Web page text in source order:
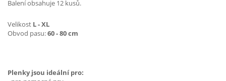
Balení obsahuje 12 kusů.
Velikost L - XL
Obvod pasu:60 - 80 cm
Plenky jsou ideální pro: